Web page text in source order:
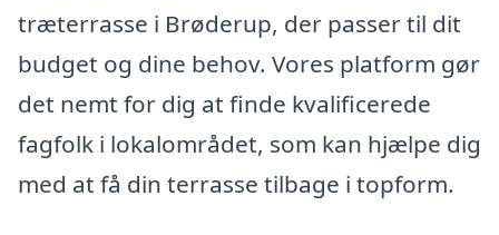
træterrasse i Brøderup, der passer til dit
budget og dine behov. Vores platform gør
det nemt for dig at finde kvalificerede
fagfolk i lokalområdet, som kan hjælpe dig
med at få din terrasse tilbage i topform.